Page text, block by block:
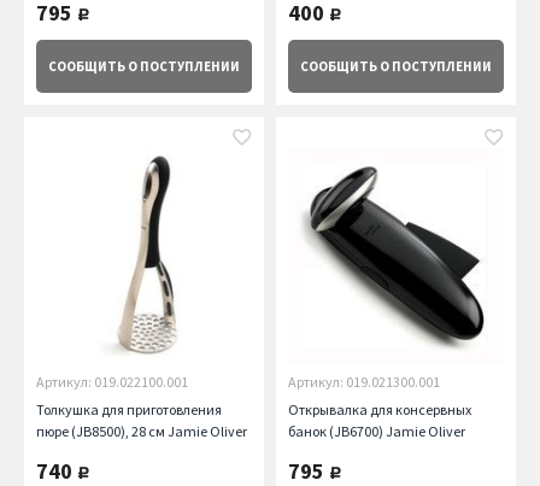
795 руб.
СООБЩИТЬ О ПОСТУПЛЕНИИ
400 руб.
СООБЩИТЬ О ПОСТУПЛЕНИИ
Артикул: 019.022100.001
Толкушка для приготовления
пюре (JB8500), 28 см Jamie Oliver
740 руб.
Артикул: 019.021300.001
Открывалка для консервных
банок (JB6700) Jamie Oliver
795 руб.